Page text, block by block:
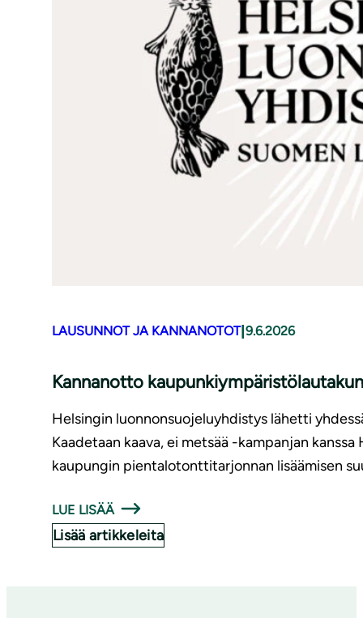
LAUSUNNOT JA KANNANOTOT| 9.6.2026
Kannanotto
Helsingin luonnonsuojeluyhdistys lähetti
Kaadetaan kaava, ei metsää -kampanjan
kaupungin pientalotonttitarjonnan lisäämisen
LUE LISÄÄ
Lisää artikkeleita